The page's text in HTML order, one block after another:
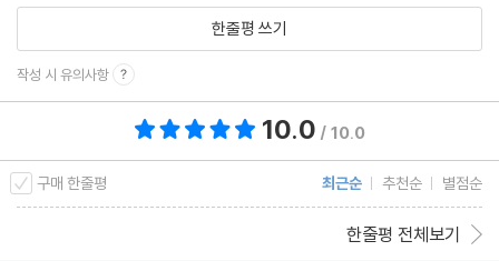
한줄평 쓰기
작성 시 유의사항
10.0 / 10.0
구매 한줄평 최근순 추천순 별점순
한줄평 전체보기